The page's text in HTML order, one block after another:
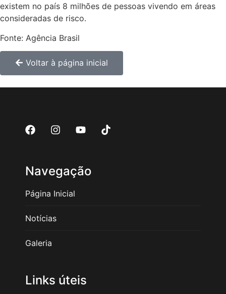
existem no país 8 milhões de pessoas vivendo em áreas
consideradas de risco.
Fonte: Agência Brasil
Voltar à página inicial
Navegação
Página Inicial
Notícias
Galeria
Links úteis